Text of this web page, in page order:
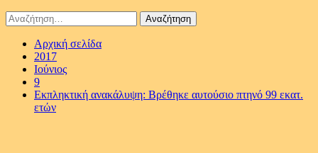
Αναζήτηση
για:
Αρχική σελίδα
2017
Ιούνιος
9
Εκπληκτική ανακάλυψη: Βρέθηκε αυτούσιο πτηνό 99 εκατ.
ετών